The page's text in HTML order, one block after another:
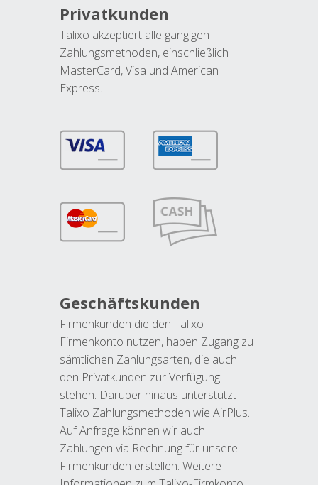
Privatkunden
Talixo akzeptiert alle gängigen
Zahlungsmethoden, einschließlich
MasterCard, Visa und American
Express.
Geschäftskunden
Firmenkunden die den Talixo-
Firmenkonto nutzen, haben Zugang zu
sämtlichen Zahlungsarten, die auch
den Privatkunden zur Verfügung
stehen. Darüber hinaus unterstützt
Talixo Zahlungsmethoden wie AirPlus.
Auf Anfrage können wir auch
Zahlungen via Rechnung für unsere
Firmenkunden erstellen. Weitere